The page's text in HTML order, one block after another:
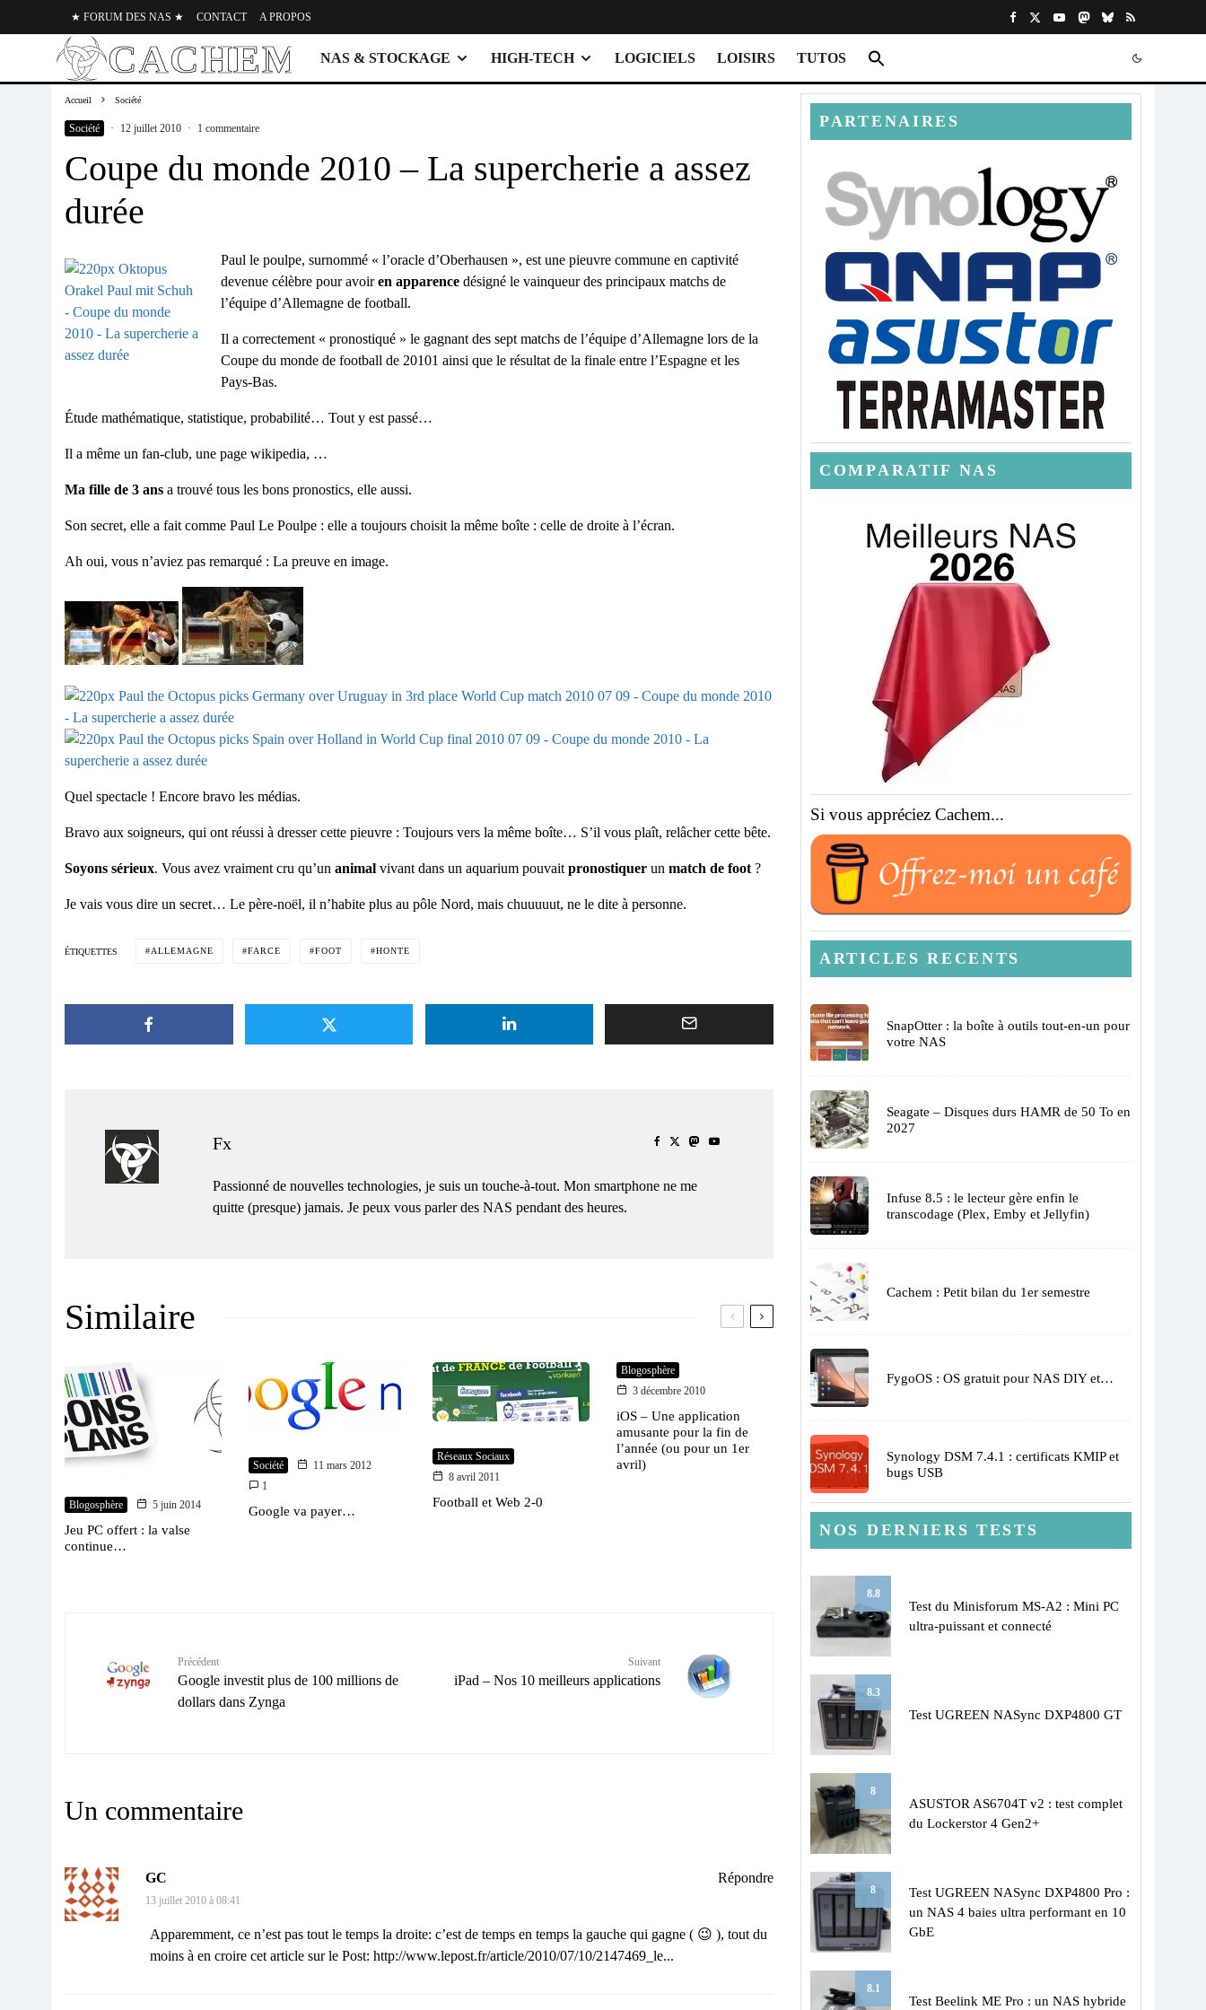
★ FORUM DES NAS ★ CONTACT A PROPOS
NAS & STOCKAGE HIGH-TECH LOGICIELS LOISIRS TUTOS
Accueil Société
Société · 12 juillet 2010 · 1 commentaire
Coupe du monde 2010 – La supercherie a assez
durée
Paul le poulpe, surnommé « l’oracle d’Oberhausen », est une pieuvre commune en captivité
devenue célèbre pour avoiren apparence désigné le vainqueur des principaux matchs de
l’équipe d’Allemagne de football.
Il a correctement « pronostiqué » le gagnant des sept matchs de l’équipe d’Allemagne lors de la
Coupe du monde de football de 20101 ainsi que le résultat de la finale entre l’Espagne et les
Pays-Bas.
Étude mathématique, statistique, probabilité… Tout y est passé…
Il a même un fan-club, une page wikipedia, …
Ma fille de 3 ans a trouvé tous les bons pronostics, elle aussi.
Son secret, elle a fait comme Paul Le Poulpe : elle a toujours choisit la même boîte : celle de droite à l’écran.
Ah oui, vous n’aviez pas remarqué : La preuve en image.
Quel spectacle ! Encore bravo les médias.
Bravo aux soigneurs, qui ont réussi à dresser cette pieuvre : Toujours vers la même boîte… S’il vous plaît, relâcher cette bête.
Soyons sérieux. Vous avez vraiment cru qu’un animal vivant dans un aquarium pouvait pronostiquer un match de foot ?
Je vais vous dire un secret… Le père-noël, il n’habite plus au pôle Nord, mais chuuuuut, ne le dite à personne.
ÉTIQUETTES ALLEMAGNE FARCE FOOT HONTE
Fx
Passionné de nouvelles technologies, je suis un touche-à-tout. Mon smartphone ne me
quitte (presque) jamais. Je peux vous parler des NAS pendant des heures.
Similaire
Blogosphère 5 juin 2014
Jeu PC offert : la valse
continue…
Société
11 mars 2012
1
Google va payer…
Réseaux Sociaux
8 avril 2011
Football et Web 2-0
Blogosphère
3 décembre 2010
iOS – Une application
amusante pour la fin de
l’année (ou pour un 1er
avril)
Précédent
Google investit plus de 100 millions de
dollars dans Zynga
Suivant
iPad – Nos 10 meilleurs applications
Un commentaire
GC
13 juillet 2010 à 08:41
Apparemment, ce n’est pas tout le temps la droite: c’est de temps en temps la gauche qui gagne ( 😉 ), tout du
moins à en croire cet article sur le Post: http://www.lepost.fr/article/2010/07/10/2147469_le...
Répondre
PARTENAIRES
COMPARATIF NAS
Si vous appréciez Cachem...
ARTICLES RECENTS
SnapOtter : la boîte à outils tout-en-un pour
votre NAS
Seagate – Disques durs HAMR de 50 To en
2027
Infuse 8.5 : le lecteur gère enfin le
transcodage (Plex, Emby et Jellyfin)
Cachem : Petit bilan du 1er semestre
FygoOS : OS gratuit pour NAS DIY et…
Synology DSM 7.4.1 : certificats KMIP et
bugs USB
NOS DERNIERS TESTS
8.8
Test du Minisforum MS-A2 : Mini PC
ultra-puissant et connecté
8.3
Test UGREEN NASync DXP4800 GT
8
ASUSTOR AS6704T v2 : test complet
du Lockerstor 4 Gen2+
8
Test UGREEN NASync DXP4800 Pro :
un NAS 4 baies ultra performant en 10
GbE
8.1
Test Beelink ME Pro : un NAS hybride